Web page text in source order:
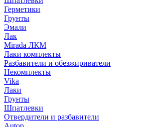
Герметики
Грунты
Эмали
Лак
Mirada ЛКМ
Лаки комплекты
Разбавители и обезжириватели
Некомплекты
Vika
Лаки
Грунты
Шпатлевки
Отвердители и разбавители